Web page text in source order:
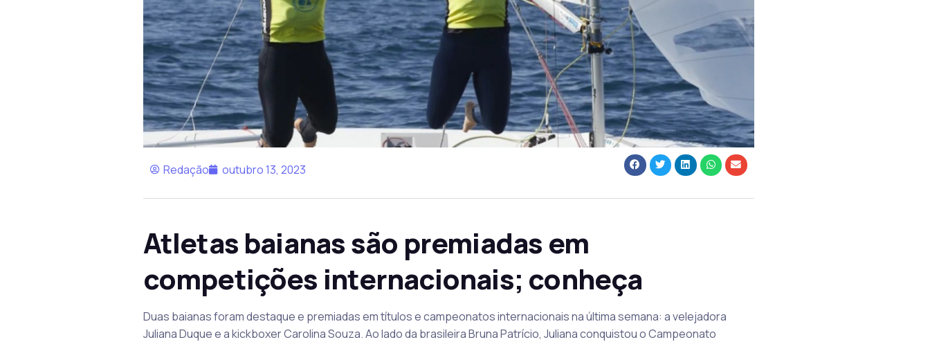
Redação outubro 13, 2023
Atletas baianas são premiadas em
competições internacionais; conheça
Duas baianas foram destaque e premiadas em títulos e campeonatos internacionais na última semana: a velejadora
Juliana Duque e a kickboxer Carolina Souza. Ao lado da brasileira Bruna Patrício, Juliana conquistou o Campeonato